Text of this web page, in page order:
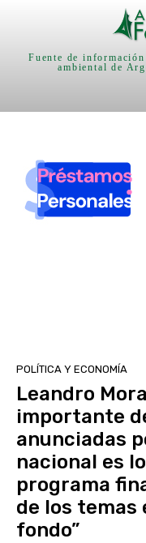
Fuente de
ambiental de
POLÍTICA Y ECONOMÍA
Leandro
importante
anunciadas
nacional es
programa
de los
fondo”